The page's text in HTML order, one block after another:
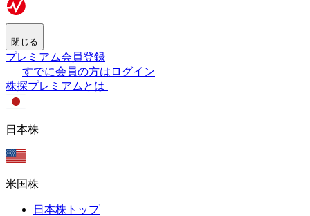
閉じる
プレミアム会員登録
すでに会員の方はログイン
株探プレミアムとは
日本株
米国株
日本株トップ